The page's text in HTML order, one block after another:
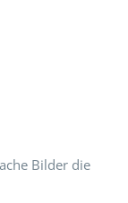
Bilder die